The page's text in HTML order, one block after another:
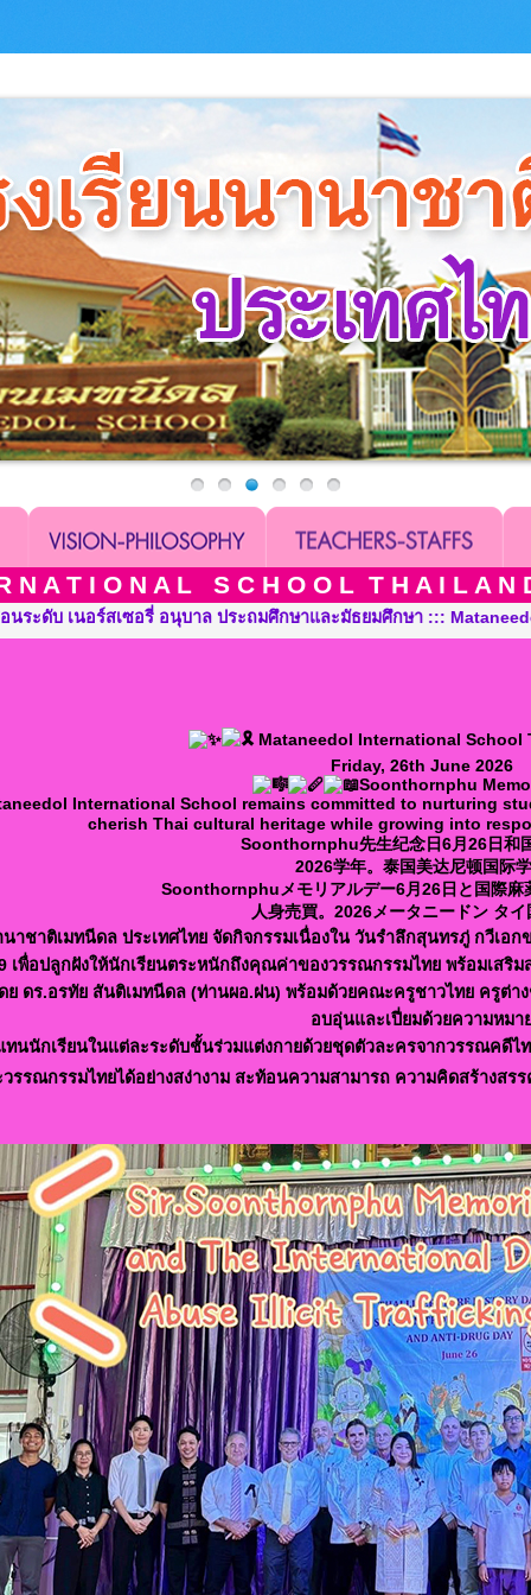
N A T I O N A L S C H O O L T H A I L A
::: Mataneedol International School Thailand, Pre-
Mataneedol International School
Friday, 26th June 2026
Soonthornphu
International School remains committed to nurturing
cherish Thai cultural heritage while growing into
Soonthornphu先生纪念日6月26日和
2026学年。泰国美达尼顿国际
Soonthornphuメモリアルデー6月26日と国際麻
人身売買。2026メータニードン タイ
นาชาติเมทนีดล ประเทศไทย จัดกิจกรรมเนื่องใน วันรำลึกสุนทรภู่ กวีเ
เพื่อปลูกฝังให้นักเรียนตระหนักถึงคุณค่าของวรรณกรรมไทย พร้อมเสริ
ดร.อรทัย สันติเมทนีดล (ท่านผอ.ฝน) พร้อมด้วยคณะครูชาวไทย ครูต่า
อบอุ่นและเปี่ยมด้วยความหมา
นนักเรียนในแต่ละระดับชั้นร่วมแต่งกายด้วยชุดตัวละครจากวรรณคดี
รรณกรรมไทยได้อย่างสง่างาม สะท้อนความสามารถ ความคิดสร้างส